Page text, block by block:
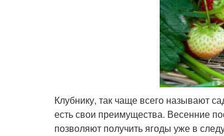
Клубнику, так чаще всего называют
есть свои преимущества. Весенние
позволяют получить ягоды уже в